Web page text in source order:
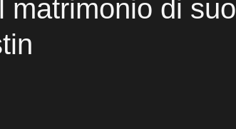
matrimonio di suo